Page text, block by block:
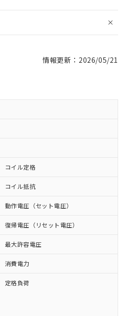
情報更新：2026/05/21
コイル定格
コイル抵抗
動作電圧（セット電圧）
復帰電圧（リセット電圧）
最大許容電圧
消費電力
定格負荷